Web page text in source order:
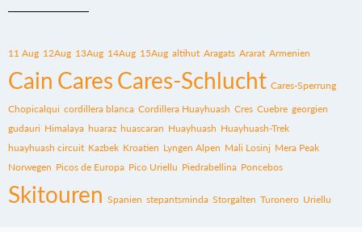
11 Aug 12Aug 13Aug 14Aug 15Aug altihut Aragats Ararat Armenien
Cain Cares Cares-Schlucht Cares-Sperrung
Chopicalqui cordillera blanca Cordillera Huayhuash Cres Cuebre georgien
gudauri Himalaya huaraz huascaran Huayhuash Huayhuash-Trek
huayhuash circuit Kazbek Kroatien Lyngen Alpen Mali Losinj Mera Peak
Norwegen Picos de Europa Pico Uriellu Piedrabellina Poncebos
Skitouren Spanien stepantsminda Storgalten Turonero Uriellu